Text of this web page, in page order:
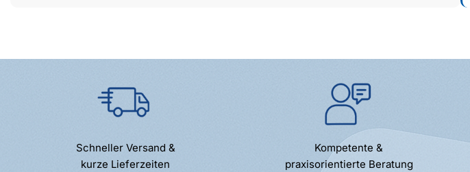
Schneller Versand &
kurze Lieferzeiten
Kompetente &
praxisorientierte Beratung